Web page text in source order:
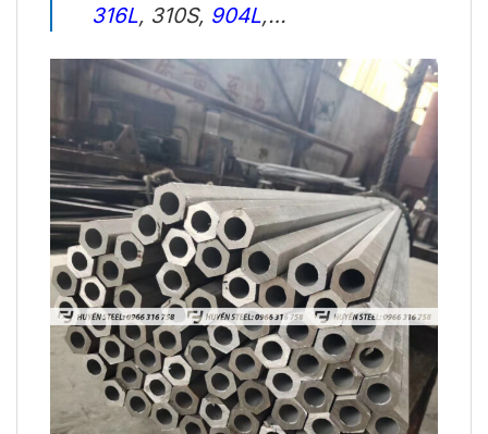
316L, 310S, 904L,…